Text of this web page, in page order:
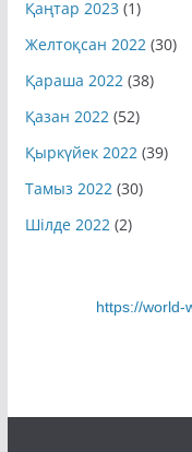
Қаңтар 2023 (1)
Желтоқсан 2022(30)
Қараша 2022(38)
Қазан 2022(52)
Қыркүйек 2022(39)
Тамыз 2022(30)
Шілде 2022(2)
https://world-